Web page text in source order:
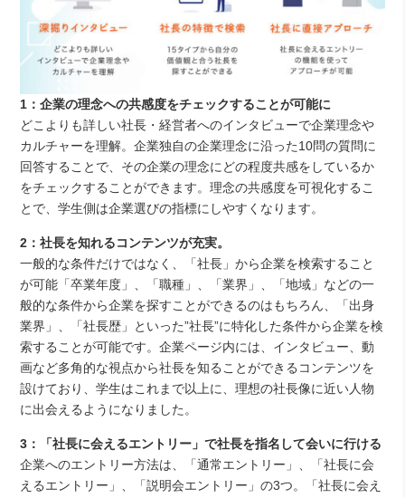
1：企業の理念への共感度をチェックすることが可能に
どこよりも詳しい社長・経営者へのインタビューで企業理念や
カルチャーを理解。企業独自の企業理念に沿った10問の質問に
回答することで、その企業の理念にどの程度共感をしているか
をチェックすることができます。理念の共感度を可視化するこ
とで、学生側は企業選びの指標にしやすくなります。
2：社長を知れるコンテンツが充実。
一般的な条件だけではなく、「社長」から企業を検索すること
が可能「卒業年度」、「職種」、「業界」、「地域」などの一
般的な条件から企業を探すことができるのはもちろん、「出身
業界」、「社長歴」といった”社長”に特化した条件から企業を検
索することが可能です。企業ページ内には、インタビュー、動
画など多角的な視点から社長を知ることができるコンテンツを
設けており、学生はこれまで以上に、理想の社長像に近い人物
に出会えるようになりました。
3：「社長に会えるエントリー」で社長を指名して会いに行ける
企業へのエントリー方法は、「通常エントリー」、「社長に会
えるエントリー」、「説明会エントリー」の3つ。「社長に会え